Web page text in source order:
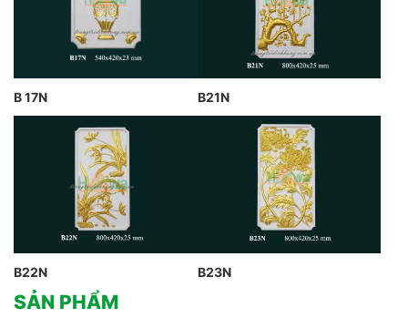
B 17N B21N
B22N B23N
SẢN PHẨM